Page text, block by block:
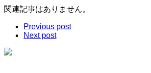
関連記事はありません。
Previous post
Next post